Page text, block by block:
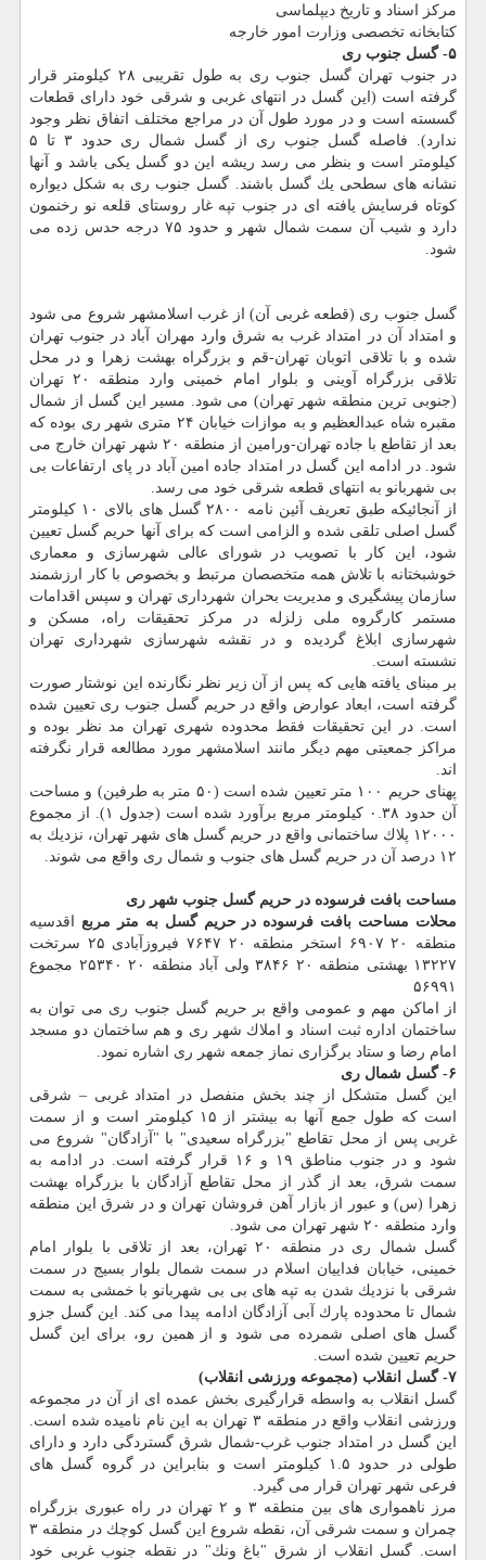
مركز اسناد و تاریخ دیپلماسی
كتابخانه تخصصی وزارت امور خارجه
۵- گسل جنوب ری
در جنوب تهران گسل جنوب ری به طول تقریبی ۲۸ كیلومتر قرار
گرفته است (این گسل در انتهای غربی و شرقی خود دارای قطعات
گسسته است و در مورد طول آن در مراجع مختلف اتفاق نظر وجود
ندارد). فاصله گسل جنوب ری از گسل شمال ری حدود ۳ تا ۵
كیلومتر است و بنظر می رسد ریشه این دو گسل یكی باشد و آنها
نشانه های سطحی یك گسل باشند. گسل جنوب ری به شكل دیواره
كوتاه فرسایش یافته ای در جنوب تپه غار روستای قلعه نو رخنمون
دارد و شیب آن سمت شمال شهر و حدود ۷۵ درجه حدس زده می
شود.
گسل جنوب ری (قطعه غربی آن) از غرب اسلامشهر شروع می شود
و امتداد آن در امتداد غرب به شرق وارد مهران آباد در جنوب تهران
شده و با تلاقی اتوبان تهران-قم و بزرگراه بهشت زهرا و در محل
تلاقی بزرگراه آوینی و بلوار امام خمینی وارد منطقه ۲۰ تهران
(جنوبی ترین منطقه شهر تهران) می شود. مسیر این گسل از شمال
مقبره شاه عبدالعظیم و به موازات خیابان ۲۴ متری شهر ری بوده كه
بعد از تقاطع با جاده تهران-ورامین از منطقه ۲۰ شهر تهران خارج می
شود. در ادامه این گسل در امتداد جاده امین آباد در پای ارتفاعات بی
بی شهربانو به انتهای قطعه شرقی خود می رسد.
از آنجائیكه طبق تعریف آئین نامه ۲۸۰۰ گسل های بالای ۱۰ كیلومتر
گسل اصلی تلقی شده و الزامی است كه برای آنها حریم گسل تعیین
شود، این كار با تصویب در شورای عالی شهرسازی و معماری
خوشبختانه با تلاش همه متخصصان مرتبط و بخصوص با كار ارزشمند
سازمان پیشگیری و مدیریت بحران شهرداری تهران و سپس اقدامات
مستمر كارگروه ملی زلزله در مركز تحقیقات راه، مسكن و
شهرسازی ابلاغ گردیده و در نقشه شهرسازی شهرداری تهران
نشسته است.
بر مبنای یافته هایی كه پس از آن زیر نظر نگارنده این نوشتار صورت
گرفته است، ابعاد عوارض واقع در حریم گسل جنوب ری تعیین شده
است. در این تحقیقات فقط محدوده شهری تهران مد نظر بوده و
مراكز جمعیتی مهم دیگر مانند اسلامشهر مورد مطالعه قرار نگرفته
اند.
پهنای حریم ۱۰۰ متر تعیین شده است (۵۰ متر به طرفین) و مساحت
آن حدود ۰.۳۸ كیلومتر مربع برآورد شده است (جدول ۱). از مجموع
۱۲۰۰۰ پلاك ساختمانی واقع در حریم گسل های شهر تهران، نزدیك به
۱۲ درصد آن در حریم گسل های جنوب و شمال ری واقع می شوند.
مساحت بافت فرسوده در حریم گسل جنوب شهر ری
محلات مساحت بافت فرسوده در حریم گسل به متر مربع اقدسیه
منطقه ۲۰ ۶۹۰۷ استخر منطقه ۲۰ ۷۶۴۷ فیروزآبادی ۲۵ سرتخت
۱۳۲۲۷ بهشتی منطقه ۲۰ ۳۸۴۶ ولی آباد منطقه ۲۰ ۲۵۳۴۰ مجموع
۵۶۹۹۱
از اماكن مهم و عمومی واقع بر حریم گسل جنوب ری می توان به
ساختمان اداره ثبت اسناد و املاك شهر ری و هم ساختمان دو مسجد
امام رضا و ستاد برگزاری نماز جمعه شهر ری اشاره نمود.
۶- گسل شمال ری
این گسل متشكل از چند بخش منفصل در امتداد غربی – شرقی
است كه طول جمع آنها به بیشتر از ۱۵ كیلومتر است و از سمت
غربی پس از محل تقاطع "بزرگراه سعیدی" با "آزادگان" شروع می
شود و در جنوب مناطق ۱۹ و ۱۶ قرار گرفته است. در ادامه به
سمت شرق، بعد از گذر از محل تقاطع آزادگان با بزرگراه بهشت
زهرا (س) و عبور از بازار آهن فروشان تهران و در شرق این منطقه
وارد منطقه ۲۰ شهر تهران می شود.
گسل شمال ری در منطقه ۲۰ تهران، بعد از تلاقی با بلوار امام
خمینی، خیابان فداییان اسلام در سمت شمال بلوار بسیج در سمت
شرقی با نزدیك شدن به تپه های بی بی شهربانو با خمشی به سمت
شمال تا محدوده پارك آبی آزادگان ادامه پیدا می كند. این گسل جزو
گسل های اصلی شمرده می شود و از همین رو، برای این گسل
حریم تعیین شده است.
۷- گسل انقلاب (مجموعه ورزشی انقلاب)
گسل انقلاب به واسطه قرارگیری بخش عمده ای از آن در مجموعه
ورزشی انقلاب واقع در منطقه ۳ تهران به این نام نامیده شده است.
این گسل در امتداد جنوب غرب-شمال شرق گستردگی دارد و دارای
طولی در حدود ۱.۵ كیلومتر است و بنابراین در گروه گسل های
فرعی شهر تهران قرار می گیرد.
مرز ناهمواری های بین منطقه ۳ و ۲ تهران در راه عبوری بزرگراه
چمران و سمت شرقی آن، نقطه شروع این گسل كوچك در منطقه ۳
است. گسل انقلاب از شرق "باغ ونك" در نقطه جنوب غربی خود